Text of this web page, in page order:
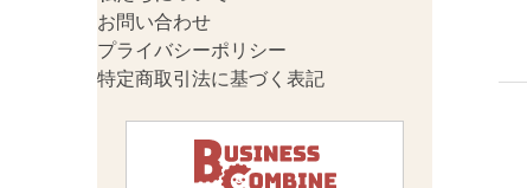
お問い合わせ
プライバシーポリシー
特定商取引法に基づく表記